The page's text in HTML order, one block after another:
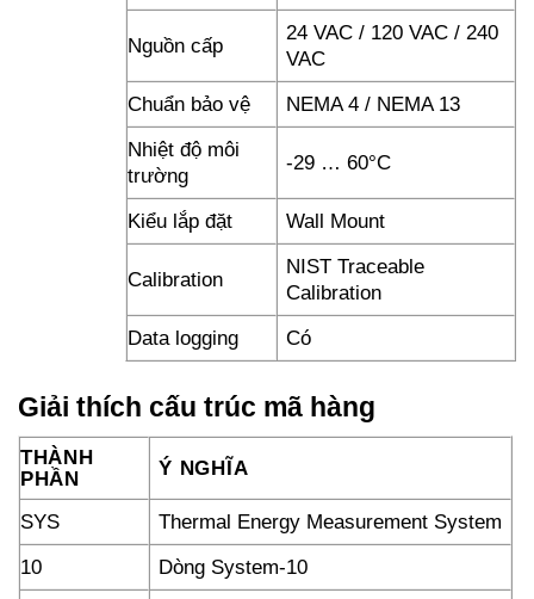
Nguồn cấp
24 VAC / 120 VAC / 240
VAC
Chuẩn bảo vệ
NEMA 4 / NEMA 13
Nhiệt độ môi
trường
-29 … 60°C
Kiểu lắp đặt Wall Mount
Calibration
NIST Traceable
Calibration
Data logging
Có
Giải thích cấu trúc mã hàng
THÀNH
PHẦN
Ý NGHĨA
SYS
Thermal Energy Measurement System
10
Dòng System-10